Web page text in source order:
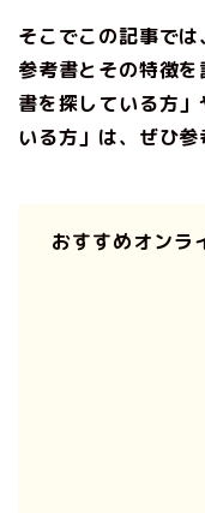
そこでこの記事で
参考書とその特徴
書を探している方
いる方」は、ぜひ参
おすすめオンラ